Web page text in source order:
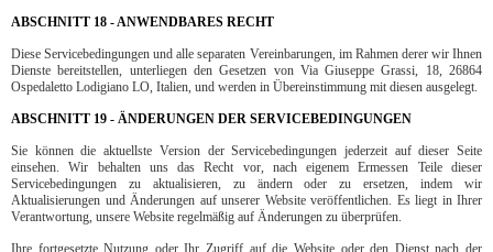
ABSCHNITT 18 - ANWENDBARES RECHT
Diese Servicebedingungen und alle separaten Vereinbarungen, im Rahmen derer wir Ihnen
Dienste bereitstellen, unterliegen den Gesetzen von Via Giuseppe Grassi, 18, 26864
Ospedaletto Lodigiano LO, Italien, und werden in Übereinstimmung mit diesen ausgelegt.
ABSCHNITT 19 - ÄNDERUNGEN DER SERVICEBEDINGUNGEN
Sie können die aktuellste Version der Servicebedingungen jederzeit auf dieser Seite
einsehen. Wir behalten uns das Recht vor, nach eigenem Ermessen Teile dieser
Servicebedingungen zu aktualisieren, zu ändern oder zu ersetzen, indem wir
Aktualisierungen und Änderungen auf unserer Website veröffentlichen. Es liegt in Ihrer
Verantwortung, unsere Website regelmäßig auf Änderungen zu überprüfen.